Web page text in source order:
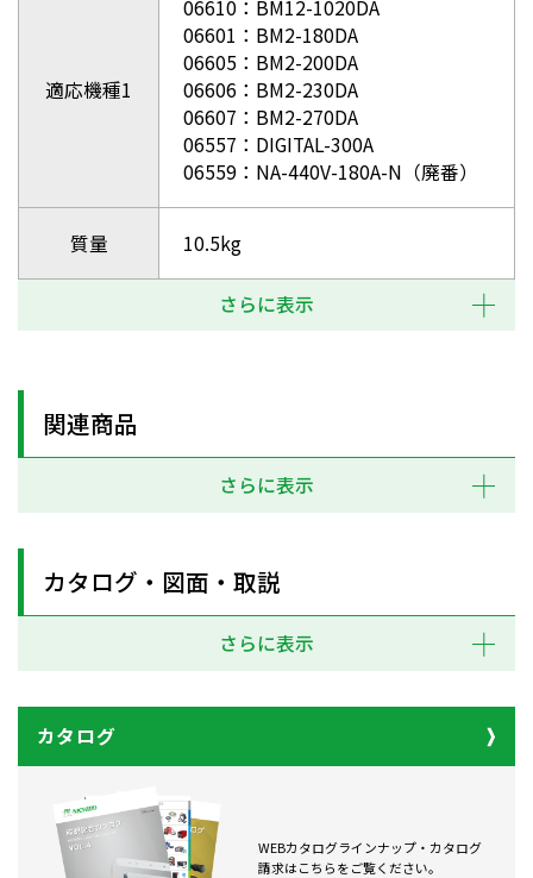
適応機種1
06610：BM12-1020DA
06601：BM2-180DA
06605：BM2-200DA
06606：BM2-230DA
06607：BM2-270DA
06557：DIGITAL-300A
06559：NA-440V-180A-N（廃番）
質量 10.5kg
さらに表示
関連商品
さらに表示
カタログ・図面・取説
さらに表示
カタログ
WEBカタログラインナップ・カタログ
請求はこちらをご覧ください。